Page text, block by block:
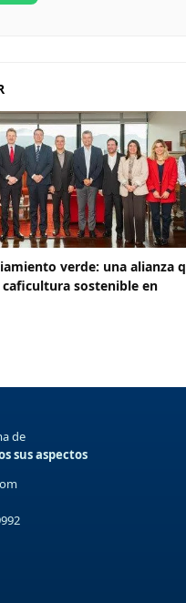
verde: una alianza
sostenible en
de
sus aspectos